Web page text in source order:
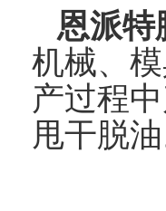
恩派特
机械、
产过程
甩干脱